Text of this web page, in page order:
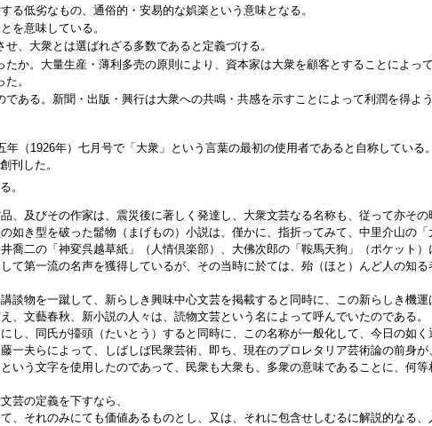
る低劣なもの、通俗的・安易的な娯楽という意味となる。
を意味している。
、大衆とは選ばれざる多数であると定義づける。
たか。大量生産・薄利多売の原則により、資本家は大衆を顧客とすることによ
。
ある。新聞・出版・興行は大衆への共鳴・共感を示すことによって利潤を得よう
（1926年）七月号で「大衆」という言葉の最初の使用者であると自称してい
刊した。
。
及びその作家は、震災後に著しく発達し、大衆文芸なる名称も、従って亦そ
如き型を破った髷物（まげもの）小説は、僅かに、指折ってみて、中里介山の
喬二の「神変呉越草紙」（人情倶楽部）、大佛次郎の「鞍馬天狗」（ポケット）
第一流の名声を獲得しているが、その当時に於ては、殆（ほと）んど人の知
物を一蹴して、新らしき興味中心文芸を掲載すると同時に、この新らしき機
、文藝春秋、新小説の人々は、読物文芸という名によって呼んでいたのである。
、同氏が擡頭（たいとう）すると同時に、この名称が一般化して、今日の如
一夫らによって、しばしば民衆芸術、即ち、現在のプロレタリア芸術論の前身
いう文字を使用したのであって、民衆も大衆も、多衆の意味であることに、何等
芸の定義を下すなら、
、それのみにても価値あるものとし、又は、それに包含せしむるに解説的なる